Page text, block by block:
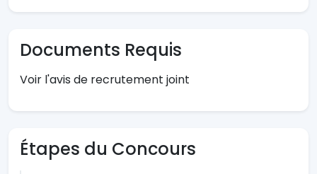
Documents Requis
Voir l'avis de recrutement joint
Étapes du Concours